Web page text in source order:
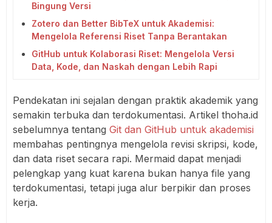
Bingung Versi
Zotero dan Better BibTeX untuk Akademisi:
Mengelola Referensi Riset Tanpa Berantakan
GitHub untuk Kolaborasi Riset: Mengelola Versi
Data, Kode, dan Naskah dengan Lebih Rapi
Pendekatan ini sejalan dengan praktik akademik yang
semakin terbuka dan terdokumentasi. Artikel thoha.id
sebelumnya tentang Git dan GitHub untuk akademisi
membahas pentingnya mengelola revisi skripsi, kode,
dan data riset secara rapi. Mermaid dapat menjadi
pelengkap yang kuat karena bukan hanya file yang
terdokumentasi, tetapi juga alur berpikir dan proses
kerja.